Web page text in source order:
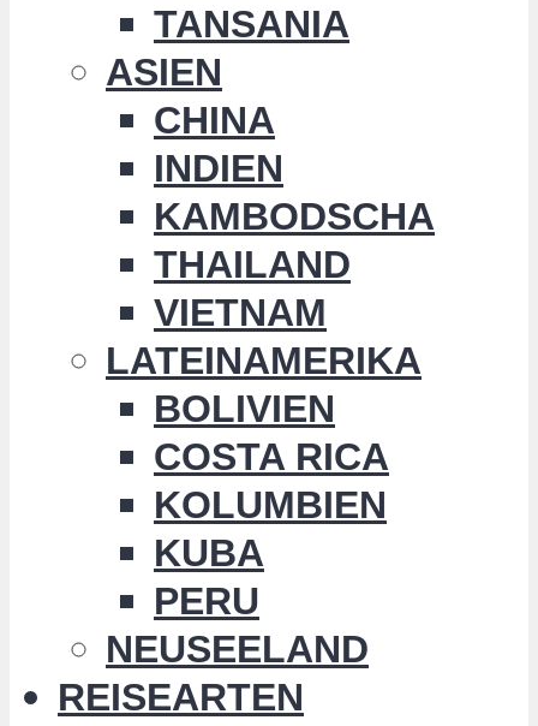
TANSANIA
ASIEN
CHINA
INDIEN
KAMBODSCHA
THAILAND
VIETNAM
LATEINAMERIKA
BOLIVIEN
COSTA RICA
KOLUMBIEN
KUBA
PERU
NEUSEELAND
REISEARTEN